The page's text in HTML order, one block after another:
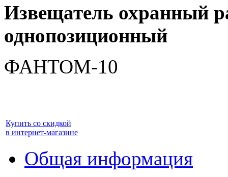
Извещатель охранный
однопозиционный
ФАНТОМ-10
Купить со скидкой
в интернет-магазине
Общая информация